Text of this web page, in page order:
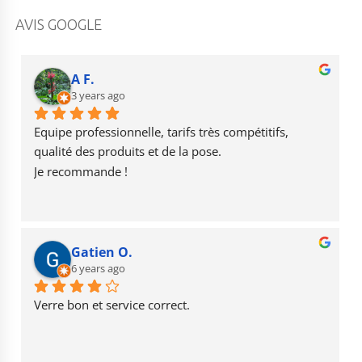
c
b
o
o
k
a
r
a
m
b
e
AVIS GOOGLE
A F.
3 years ago
Equipe professionnelle, tarifs très compétitifs,
qualité des produits et de la pose.
Je recommande !
Gatien O.
6 years ago
Verre bon et service correct.